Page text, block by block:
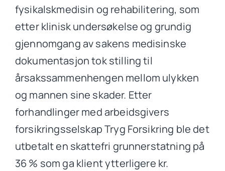
fysikalskmedisin og rehabilitering, som
etter klinisk undersøkelse og grundig
gjennomgang av sakens medisinske
dokumentasjon tok stilling til
årsakssammenhengen mellom ulykken
og mannen sine skader. Etter
forhandlinger med arbeidsgivers
forsikringsselskap Tryg Forsikring ble det
utbetalt en skattefri grunnerstatning på
36 % som ga klient ytterligere kr.